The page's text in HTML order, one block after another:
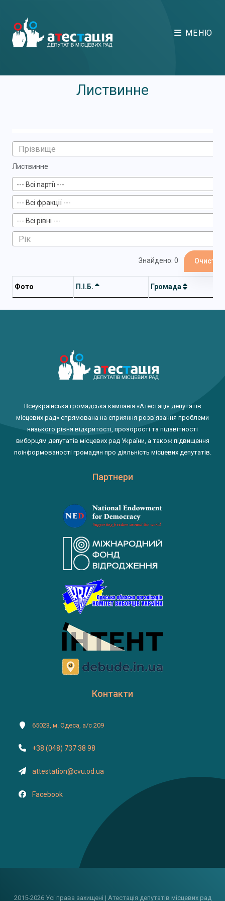
МЕНЮ
Листвинне
Листвинне
--- Всі партії ---
--- Всі фракції ---
--- Всі рівні ---
Знайдено: 0
Фото П.І.Б. Громада
Всеукраїнська громадська кампанія «Атестація депутатів
місцевих рад» спрямована на сприяння розв'язання проблеми
низького рівня відкритості, прозорості та підзвітності
виборцям депутатів місцевих рад України, а також підвищення
поінформованості громадян про діяльність місцевих депутатів.
Партнери
Контакти
65023, м. Одеса, а/с 209
+38 (048) 737 38 98
attestation@cvu.od.ua
Facebook
2015-2026 Усі права захищені | Атестація депутатів місцевих рад